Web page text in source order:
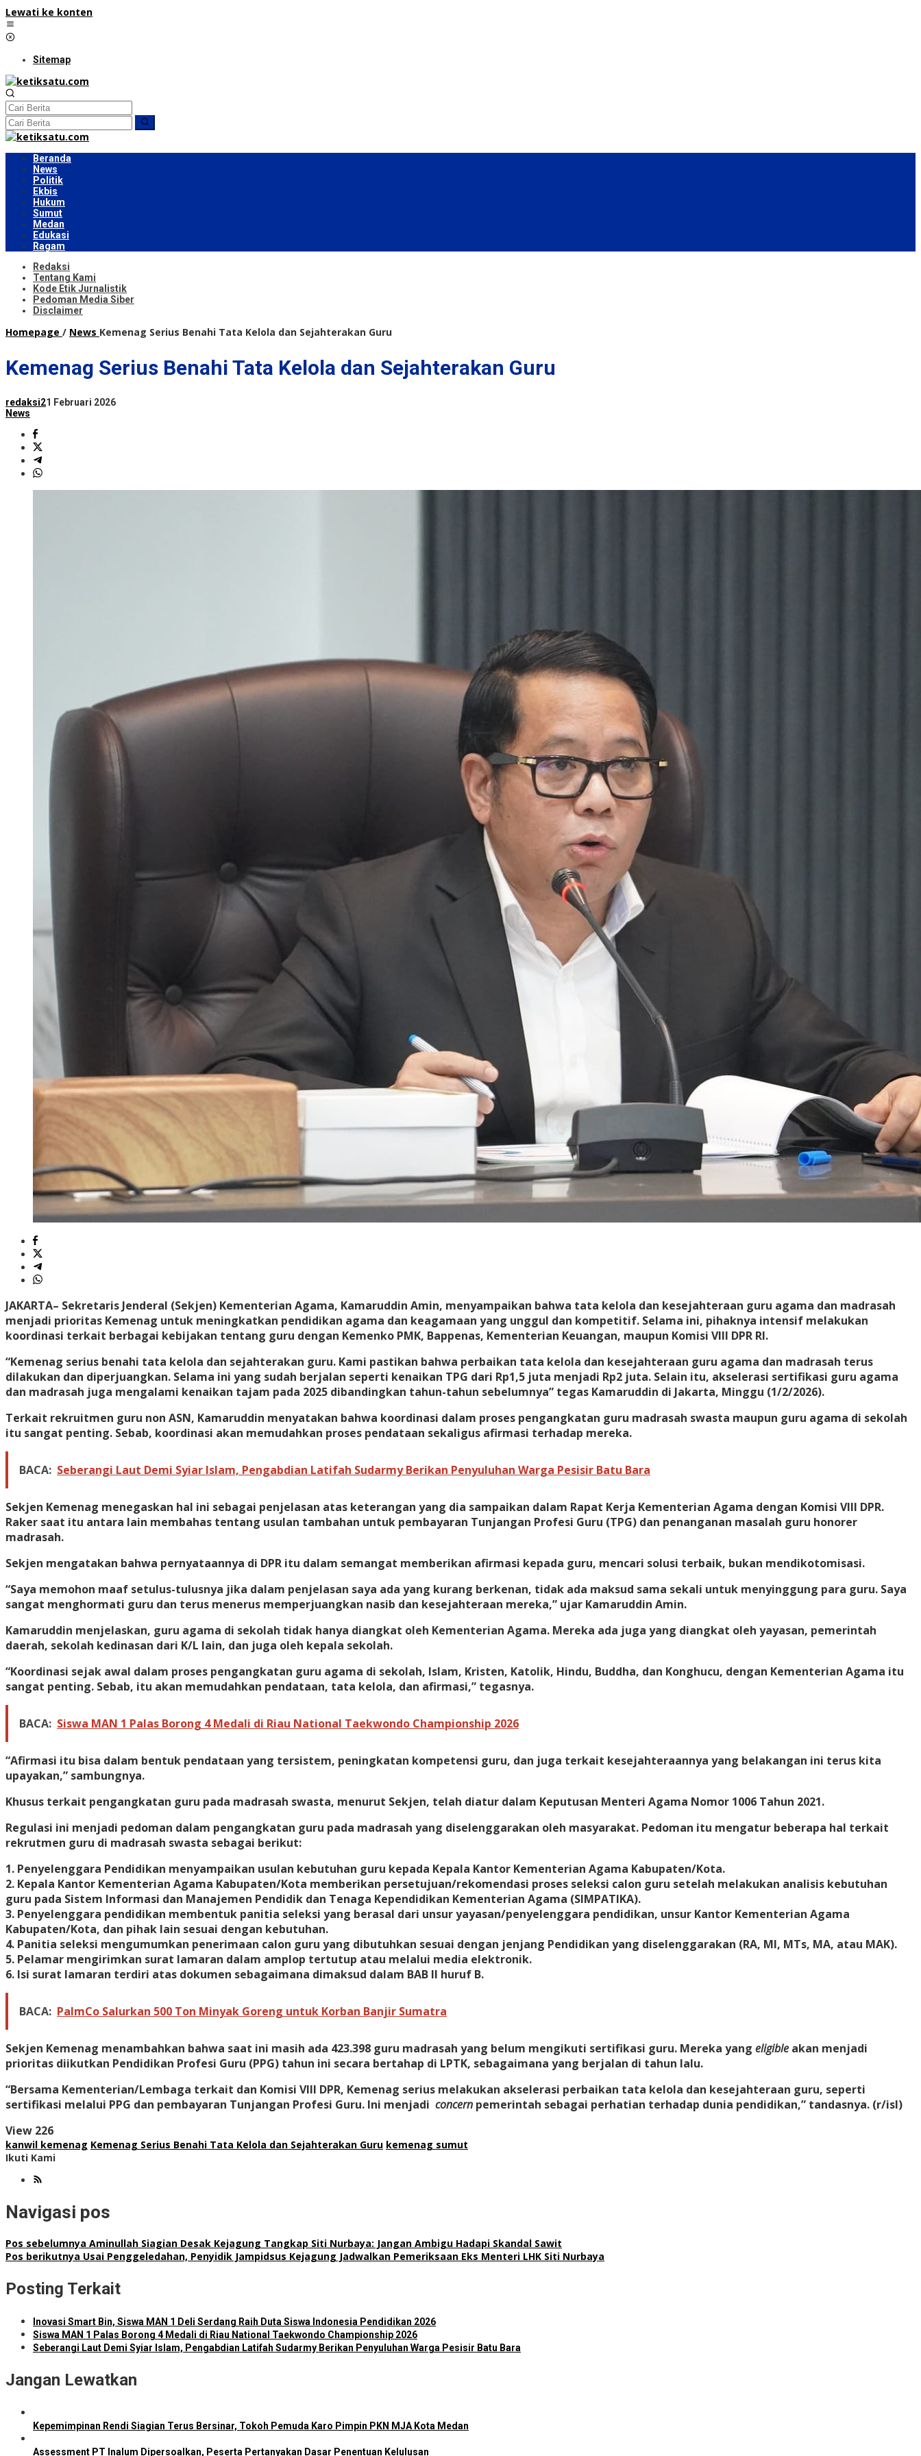
Lewati ke konten
Sitemap
Beranda
News
Politik
Ekbis
Hukum
Sumut
Medan
Edukasi
Ragam
Redaksi
Tentang Kami
Kode Etik Jurnalistik
Pedoman Media Siber
Disclaimer
Homepage / News Kemenag Serius Benahi Tata Kelola dan Sejahterakan Guru
Kemenag Serius Benahi Tata Kelola dan Sejahterakan Guru
redaksi21 Februari 2026
News
JAKARTA– Sekretaris Jenderal (Sekjen) Kementerian Agama, Kamaruddin Amin, menyampaikan bahwa tata kelola dan kesejahteraan guru agama dan madrasah
menjadi prioritas Kemenag untuk meningkatkan pendidikan agama dan keagamaan yang unggul dan kompetitif. Selama ini, pihaknya intensif melakukan
koordinasi terkait berbagai kebijakan tentang guru dengan Kemenko PMK, Bappenas, Kementerian Keuangan, maupun Komisi VIII DPR RI.
“Kemenag serius benahi tata kelola dan sejahterakan guru. Kami pastikan bahwa perbaikan tata kelola dan kesejahteraan guru agama dan madrasah terus
dilakukan dan diperjuangkan. Selama ini yang sudah berjalan seperti kenaikan TPG dari Rp1,5 juta menjadi Rp2 juta. Selain itu, akselerasi sertifikasi guru agama
dan madrasah juga mengalami kenaikan tajam pada 2025 dibandingkan tahun-tahun sebelumnya” tegas Kamaruddin di Jakarta, Minggu (1/2/2026).
Terkait rekruitmen guru non ASN, Kamaruddin menyatakan bahwa koordinasi dalam proses pengangkatan guru madrasah swasta maupun guru agama di sekolah
itu sangat penting. Sebab, koordinasi akan memudahkan proses pendataan sekaligus afirmasi terhadap mereka.
BACA: Seberangi Laut Demi Syiar Islam, Pengabdian Latifah Sudarmy Berikan Penyuluhan Warga Pesisir Batu Bara
Sekjen Kemenag menegaskan hal ini sebagai penjelasan atas keterangan yang dia sampaikan dalam Rapat Kerja Kementerian Agama dengan Komisi VIII DPR.
Raker saat itu antara lain membahas tentang usulan tambahan untuk pembayaran Tunjangan Profesi Guru (TPG) dan penanganan masalah guru honorer
madrasah.
Sekjen mengatakan bahwa pernyataannya di DPR itu dalam semangat memberikan afirmasi kepada guru, mencari solusi terbaik, bukan mendikotomisasi.
“Saya memohon maaf setulus-tulusnya jika dalam penjelasan saya ada yang kurang berkenan, tidak ada maksud sama sekali untuk menyinggung para guru. Saya
sangat menghormati guru dan terus menerus memperjuangkan nasib dan kesejahteraan mereka,” ujar Kamaruddin Amin.
Kamaruddin menjelaskan, guru agama di sekolah tidak hanya diangkat oleh Kementerian Agama. Mereka ada juga yang diangkat oleh yayasan, pemerintah
daerah, sekolah kedinasan dari K/L lain, dan juga oleh kepala sekolah.
“Koordinasi sejak awal dalam proses pengangkatan guru agama di sekolah, Islam, Kristen, Katolik, Hindu, Buddha, dan Konghucu, dengan Kementerian Agama itu
sangat penting. Sebab, itu akan memudahkan pendataan, tata kelola, dan afirmasi,” tegasnya.
BACA: Siswa MAN 1 Palas Borong 4 Medali di Riau National Taekwondo Championship 2026
“Afirmasi itu bisa dalam bentuk pendataan yang tersistem, peningkatan kompetensi guru, dan juga terkait kesejahteraannya yang belakangan ini terus kita
upayakan,” sambungnya.
Khusus terkait pengangkatan guru pada madrasah swasta, menurut Sekjen, telah diatur dalam Keputusan Menteri Agama Nomor 1006 Tahun 2021.
Regulasi ini menjadi pedoman dalam pengangkatan guru pada madrasah yang diselenggarakan oleh masyarakat. Pedoman itu mengatur beberapa hal terkait
rekrutmen guru di madrasah swasta sebagai berikut:
1. Penyelenggara Pendidikan menyampaikan usulan kebutuhan guru kepada Kepala Kantor Kementerian Agama Kabupaten/Kota.
2. Kepala Kantor Kementerian Agama Kabupaten/Kota memberikan persetujuan/rekomendasi proses seleksi calon guru setelah melakukan analisis kebutuhan
guru pada Sistem Informasi dan Manajemen Pendidik dan Tenaga Kependidikan Kementerian Agama (SIMPATIKA).
3. Penyelenggara pendidikan membentuk panitia seleksi yang berasal dari unsur yayasan/penyelenggara pendidikan, unsur Kantor Kementerian Agama
Kabupaten/Kota, dan pihak lain sesuai dengan kebutuhan.
4. Panitia seleksi mengumumkan penerimaan calon guru yang dibutuhkan sesuai dengan jenjang Pendidikan yang diselenggarakan (RA, MI, MTs, MA, atau MAK).
5. Pelamar mengirimkan surat lamaran dalam amplop tertutup atau melalui media elektronik.
6. Isi surat lamaran terdiri atas dokumen sebagaimana dimaksud dalam BAB II huruf B.
BACA: PalmCo Salurkan 500 Ton Minyak Goreng untuk Korban Banjir Sumatra
Sekjen Kemenag menambahkan bahwa saat ini masih ada 423.398 guru madrasah yang belum mengikuti sertifikasi guru. Mereka yang eligible akan menjadi
prioritas diikutkan Pendidikan Profesi Guru (PPG) tahun ini secara bertahap di LPTK, sebagaimana yang berjalan di tahun lalu.
“Bersama Kementerian/Lembaga terkait dan Komisi VIII DPR, Kemenag serius melakukan akselerasi perbaikan tata kelola dan kesejahteraan guru, seperti
sertifikasi melalui PPG dan pembayaran Tunjangan Profesi Guru. Ini menjadi concern pemerintah sebagai perhatian terhadap dunia pendidikan,” tandasnya. (r/isl)
View 226
kanwil kemenag Kemenag Serius Benahi Tata Kelola dan Sejahterakan Guru kemenag sumut
Ikuti Kami
Navigasi pos
Pos sebelumnya Aminullah Siagian Desak Kejagung Tangkap Siti Nurbaya: Jangan Ambigu Hadapi Skandal Sawit
Pos berikutnya Usai Penggeledahan, Penyidik Jampidsus Kejagung Jadwalkan Pemeriksaan Eks Menteri LHK Siti Nurbaya
Posting Terkait
Inovasi Smart Bin, Siswa MAN 1 Deli Serdang Raih Duta Siswa Indonesia Pendidikan 2026
Siswa MAN 1 Palas Borong 4 Medali di Riau National Taekwondo Championship 2026
Seberangi Laut Demi Syiar Islam, Pengabdian Latifah Sudarmy Berikan Penyuluhan Warga Pesisir Batu Bara
Jangan Lewatkan
Kepemimpinan Rendi Siagian Terus Bersinar, Tokoh Pemuda Karo Pimpin PKN MJA Kota Medan
Assessment PT Inalum Dipersoalkan, Peserta Pertanyakan Dasar Penentuan Kelulusan